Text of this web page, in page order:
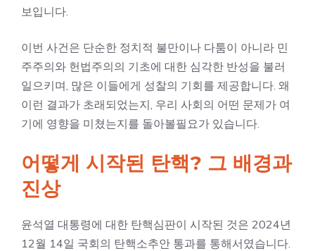
보입니다.
이번 사건은 단순한 정치적 불만이나 다툼이 아니라 민
주주의와 헌법주의의 기초에 대한 심각한 반성을 불러
일으키며, 많은 이들에게 성찰의 기회를 제공합니다. 왜
이런 결과가 초래되었는지, 우리 사회의 어떤 문제가 여
기에 영향을 미쳤는지를 돌아볼필요가 있습니다.
어떻게 시작된 탄핵? 그 배경과
진상
윤석열 대통령에 대한 탄핵심판이 시작된 것은 2024년
12월 14일 국회의 탄핵소추안 통과를 통해서였습니다.